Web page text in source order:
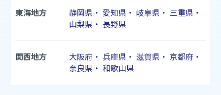
東海地方 静岡県 ・ 愛知県 ・ 岐阜県 ・ 三重県 ・
山梨県 ・ 長野県
関西地方 大阪府 ・ 兵庫県 ・ 滋賀県 ・ 京都府 ・
奈良県 ・ 和歌山県